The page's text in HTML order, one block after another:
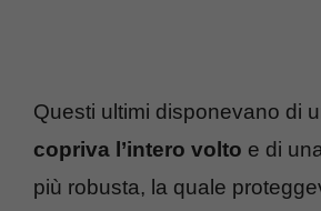
Questi ultimi disponevano di
copriva l’intero volto e di
più robusta, la quale